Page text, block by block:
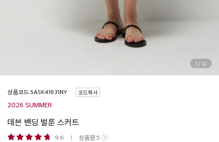
1 / 12
상품코드 코드복사
2026 SUMMER
데븐 밴딩 벌룬 스커트
9.6 상품평 5